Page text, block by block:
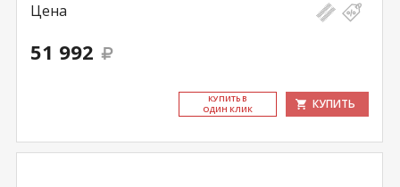
Цена
51 992
КУ­ПИТЬ В
ОДИН КЛИК
КУПИТЬ